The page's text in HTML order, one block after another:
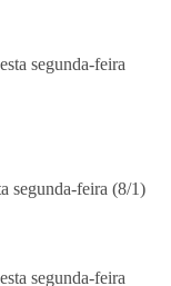
segunda-feira (8/1)